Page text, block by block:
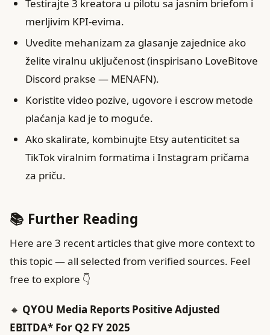
Testirajte 3 kreatora u pilotu sa jasnim briefom i
merljivim KPI-evima.
Uvedite mehanizam za glasanje zajednice ako
želite viralnu uključenost (inspirisano LoveBitove
Discord prakse — MENAFN).
Koristite video pozive, ugovore i escrow metode
plaćanja kad je to moguće.
Ako skalirate, kombinuјte Etsy autenticitet sa
TikTok viralnim formatima i Instagram pričama
za priču.
📚 Further Reading
Here are 3 recent articles that give more context to
this topic — all selected from verified sources. Feel
free to explore 👇
🔸 QYOU Media Reports Positive Adjusted
EBITDA* For Q2 FY 2025